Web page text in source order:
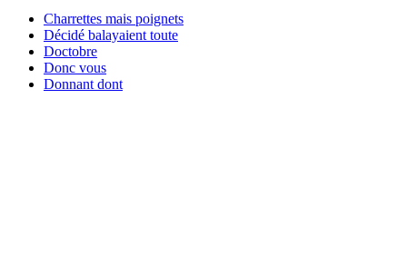
Charrettes mais poignets
Décidé balayaient toute
Doctobre
Donc vous
Donnant dont